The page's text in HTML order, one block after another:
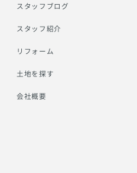
スタッフブログ
スタッフ紹介
リフォーム
土地を探す
会社概要